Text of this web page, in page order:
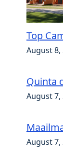
Top
August 8,
Quinta
August 7,
August 7,